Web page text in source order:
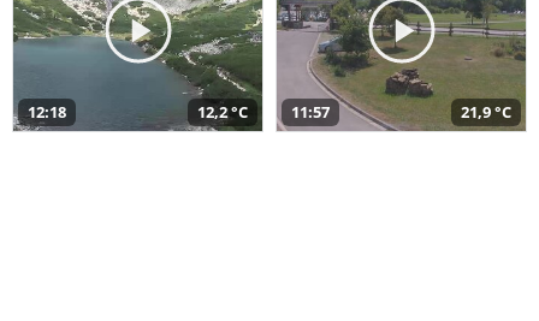
12:18 12,2 °C 11:57 21,9 °C